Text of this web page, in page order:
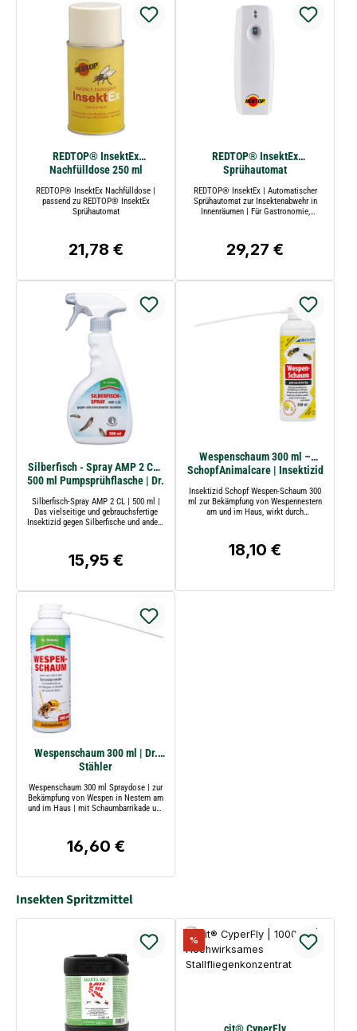
REDTOP® InsektEx
Nachfülldose 250 ml
REDTOP® InsektEx Nachfülldose |
passend zu REDTOP® InsektEx
Sprühautomat
Regulärer Preis:
21,78 €
REDTOP® InsektEx
Sprühautomat
REDTOP® InsektEx | Automatischer
Sprühautomat zur Insektenabwehr in
Innenräumen | Für Gastronomie,
Regulärer Preis:
29,27 €
Silberfisch - Spray AMP 2 CL |
500 ml Pumpsprühflasche | Dr.
Silberfisch-Spray AMP 2 CL | 500 ml |
Das vielseitige und gebrauchsfertige
Insektizid gegen Silberfische und andere
Stähler
Regulärer Preis:
15,95 €
Wespenschaum 300 ml –
SchopfAnimalcare | Insektizid
Insektizid Schopf Wespen-Schaum 300
ml zur Bekämpfung von Wespennestern
am und im Haus, wirkt durch
Regulärer Preis:
18,10 €
Wespenschaum 300 ml | Dr.
Stähler
Wespenschaum 300 ml Spraydose | zur
Bekämpfung von Wespen in Nestern am
und im Haus | mit Schaumbarrikade und
Regulärer Preis:
16,60 €
Insekten Spritzmittel
% Rabatt